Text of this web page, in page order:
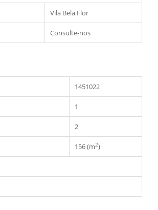
Vila Bela Flor
Consulte-nos
1451022
1
2
156 (m2)